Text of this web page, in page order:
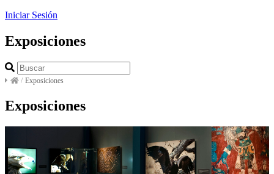
Iniciar Sesión
Exposiciones
/ Exposiciones
Exposiciones